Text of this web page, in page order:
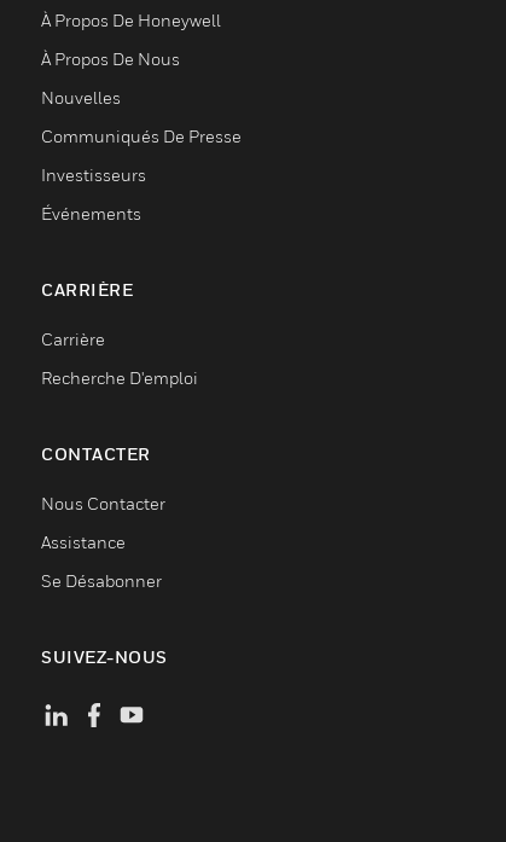
À Propos De Honeywell
À Propos De Nous
Nouvelles
Communiqués De Presse
Investisseurs
Événements
CARRIÈRE
Carrière
Recherche D'emploi
CONTACTER
Nous Contacter
Assistance
Se Désabonner
SUIVEZ-NOUS